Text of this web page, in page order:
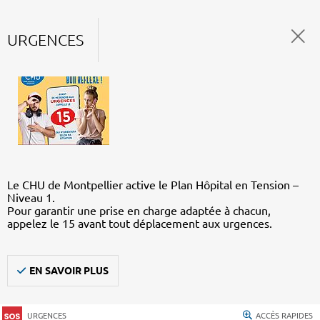
URGENCES
Le CHU de Montpellier active le Plan Hôpital en Tension –
Niveau 1.
Pour garantir une prise en charge adaptée à chacun,
appelez le 15 avant tout déplacement aux urgences.
EN SAVOIR PLUS
URGENCES ACCÈS RAPIDES